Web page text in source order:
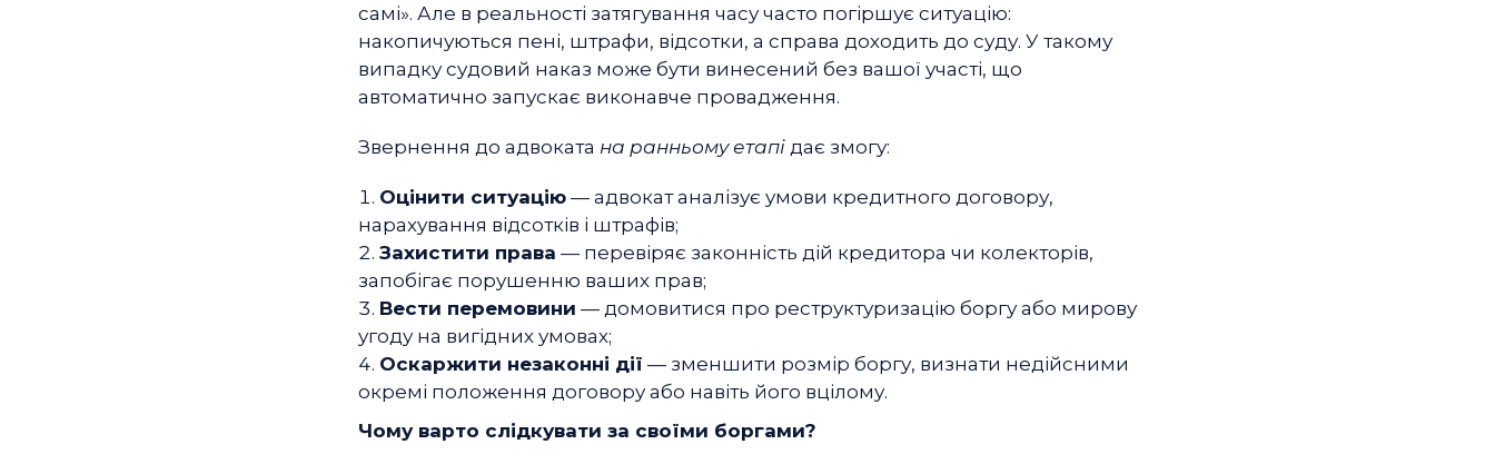
самі». Але в реальності затягування часу часто погіршує ситуацію:
накопичуються пені, штрафи, відсотки, а справа доходить до суду. У такому
випадку судовий наказ може бути винесений без вашої участі, що
автоматично запускає виконавче провадження.
Звернення до адвоката на ранньому етапі дає змогу:
Оцінити ситуацію — адвокат аналізує умови кредитного договору,
нарахування відсотків і штрафів;
Захистити права — перевіряє законність дій кредитора чи колекторів,
запобігає порушенню ваших прав;
Вести перемовини — домовитися про реструктуризацію боргу або мирову
угоду на вигідних умовах;
Оскаржити незаконні дії — зменшити розмір боргу, визнати недійсними
окремі положення договору або навіть його вцілому.
Чому варто слідкувати за своїми боргами?